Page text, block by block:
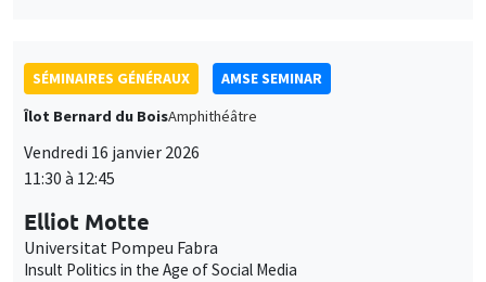
SÉMINAIRES GÉNÉRAUX
AMSE SEMINAR
Îlot Bernard du BoisAmphithéâtre
Vendredi 16 janvier 2026
11:30 à 12:45
Elliot Motte
Universitat Pompeu Fabra
Insult Politics in the Age of Social Media